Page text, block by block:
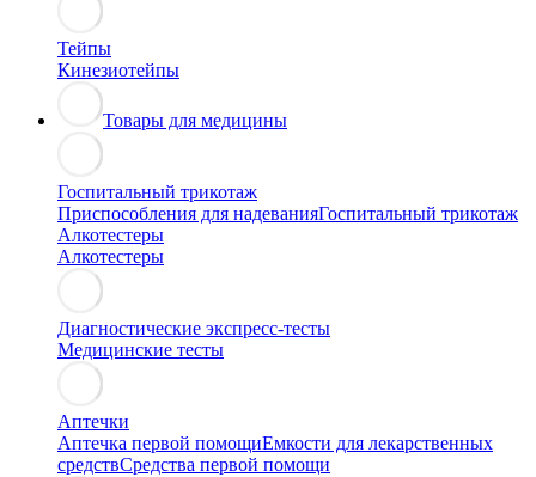
Тейпы
Кинезиотейпы
Товары для медицины
Госпитальный трикотаж
Приспособления для надеванияГоспитальный трикотаж
Алкотестеры
Алкотестеры
Диагностические экспресс-тесты
Медицинские тесты
Аптечки
Аптечка первой помощиЕмкости для лекарственных
средствСредства первой помощи